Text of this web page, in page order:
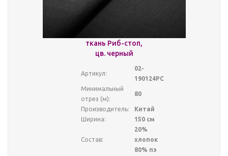
ткань Риб-стоп,
цв. черный
Артикул:
02-
190124РС
Минимальный
отрез (м):
80
Производитель:
Китай
Ширина:
150 см
Состав:
20%
хлопок
80% пэ